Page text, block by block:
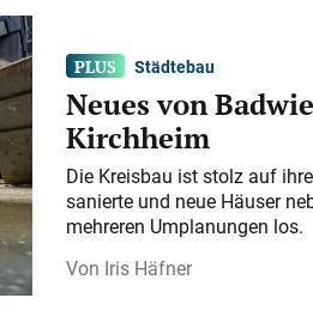
Städtebau
Neues von
Kirchheim
Die Kreisbau ist stolz auf
sanierte und neue Häuser
mehreren Umplanungen los.
Iris Häfner